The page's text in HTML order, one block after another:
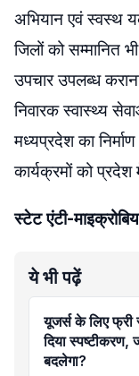
अभियान एवं स्वस्थ
जिलों को सम्मानित
उपचार उपलब्ध
निवारक स्वास्थ्य
मध्यप्रदेश का
कार्यक्रमों को प्रदेश
स्टेट एंटी-
ये भी पढ़ें
यूजर्स के लिए फ्री
दिया स्पष्टीकरण,
बदलेगा?